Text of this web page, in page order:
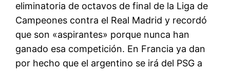
eliminatoria de octavos de final de la Liga de
Campeones contra el Real Madrid y recordó
que son «aspirantes» porque nunca han
ganado esa competición. En Francia ya dan
por hecho que el argentino se irá del PSG a